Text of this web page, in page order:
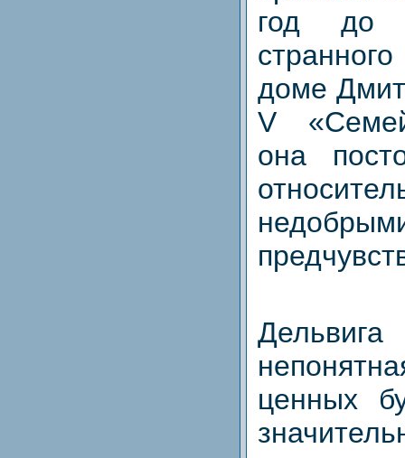
год до
доме
V
она
ценных